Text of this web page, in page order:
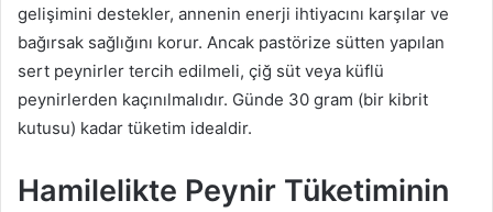
gelişimini destekler, annenin enerji ihtiyacını karşılar ve
bağırsak sağlığını korur. Ancak pastörize sütten yapılan
sert peynirler tercih edilmeli, çiğ süt veya küflü
peynirlerden kaçınılmalıdır. Günde 30 gram (bir kibrit
kutusu) kadar tüketim idealdir.
Hamilelikte Peynir Tüketiminin